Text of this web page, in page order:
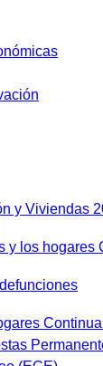
y Viviendas
y los hogares